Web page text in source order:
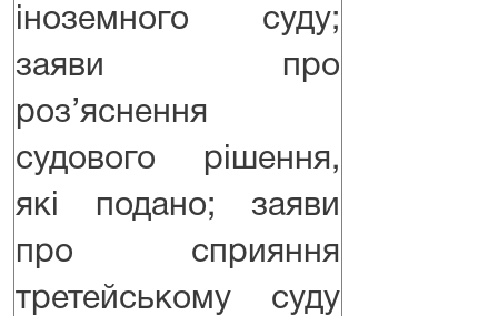
іноземного суду;
заяви про
роз’яснення
судового рішення,
які подано; заяви
про сприяння
третейському суду